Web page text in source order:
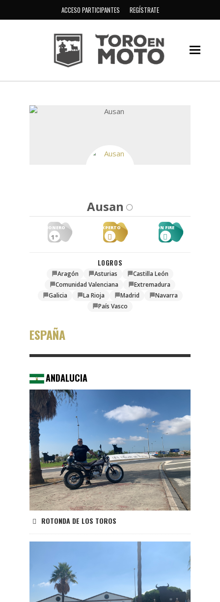
ACCESO PARTICIPANTES REGÍSTRATE
Ausan
1º
PIONERO EXPERTO ON FIRE
LOGROS
🏁Aragón 🏁Asturias 🏁Castilla León
🏁Comunidad Valenciana 🏁Extremadura
🏁Galicia 🏁La Rioja 🏁Madrid 🏁Navarra
🏁País Vasco
ESPAÑA
ANDALUCIA
ROTONDA DE LOS TOROS